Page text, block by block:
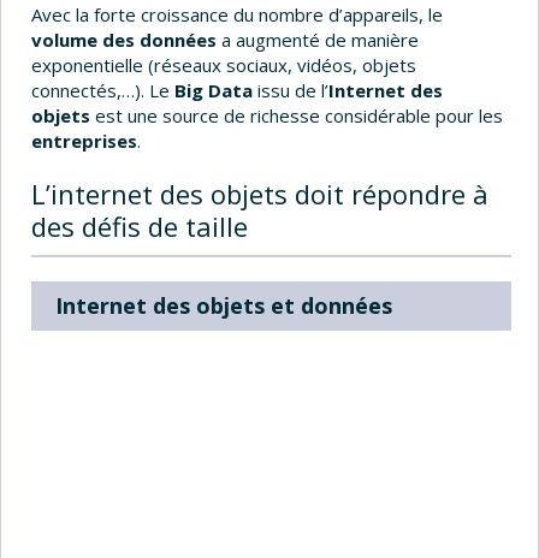
Avec la forte croissance du nombre d’appareils, le
volume des données a augmenté de manière
exponentielle (réseaux sociaux, vidéos, objets
connectés,…). Le Big Data issu de l’Internet des
objets est une source de richesse considérable pour les
entreprises.
L’internet des objets doit répondre à
des défis de taille
Internet des objets et données